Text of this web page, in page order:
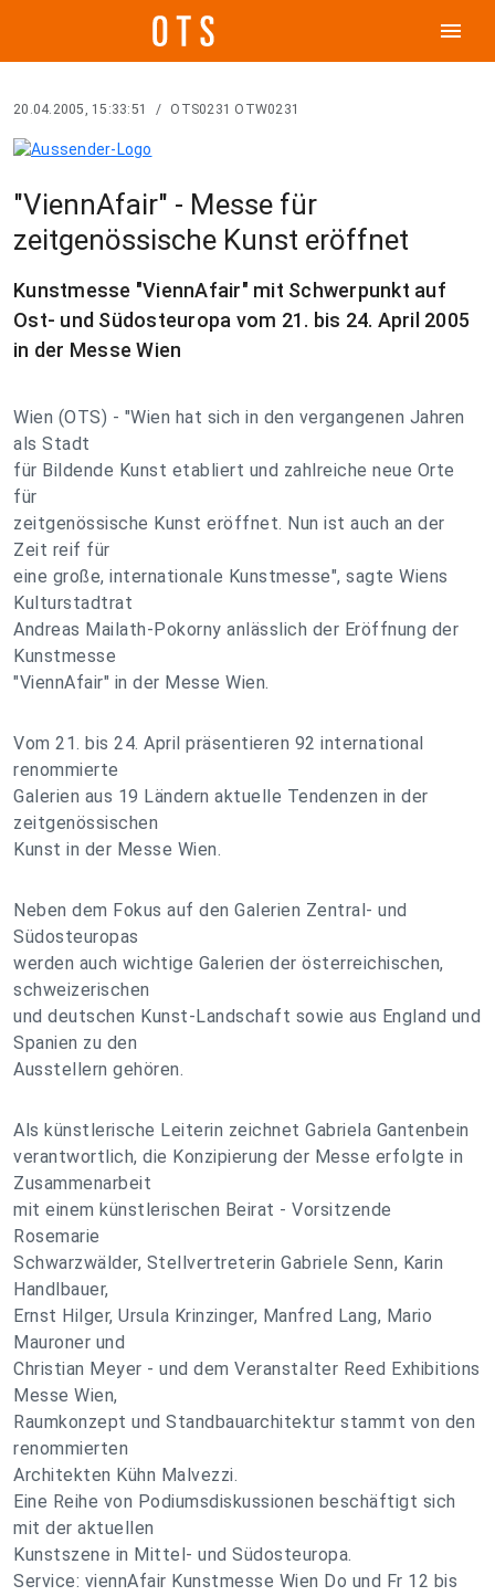
menu
20.04.2005, 15:33:51 / OTS0231 OTW0231
"ViennAfair" - Messe für
zeitgenössische Kunst eröffnet
Kunstmesse "ViennAfair" mit Schwerpunkt auf
Ost- und Südosteuropa vom 21. bis 24. April 2005
in der Messe Wien
Wien (OTS) - "Wien hat sich in den vergangenen Jahren
als Stadt
für Bildende Kunst etabliert und zahlreiche neue Orte
für
zeitgenössische Kunst eröffnet. Nun ist auch an der
Zeit reif für
eine große, internationale Kunstmesse", sagte Wiens
Kulturstadtrat
Andreas Mailath-Pokorny anlässlich der Eröffnung der
Kunstmesse
"ViennAfair" in der Messe Wien.
Vom 21. bis 24. April präsentieren 92 international
renommierte
Galerien aus 19 Ländern aktuelle Tendenzen in der
zeitgenössischen
Kunst in der Messe Wien.
Neben dem Fokus auf den Galerien Zentral- und
Südosteuropas
werden auch wichtige Galerien der österreichischen,
schweizerischen
und deutschen Kunst-Landschaft sowie aus England und
Spanien zu den
Ausstellern gehören.
Als künstlerische Leiterin zeichnet Gabriela Gantenbein
verantwortlich, die Konzipierung der Messe erfolgte in
Zusammenarbeit
mit einem künstlerischen Beirat - Vorsitzende
Rosemarie
Schwarzwälder, Stellvertreterin Gabriele Senn, Karin
Handlbauer,
Ernst Hilger, Ursula Krinzinger, Manfred Lang, Mario
Mauroner und
Christian Meyer - und dem Veranstalter Reed Exhibitions
Messe Wien,
Raumkonzept und Standbauarchitektur stammt von den
renommierten
Architekten Kühn Malvezzi.
Eine Reihe von Podiumsdiskussionen beschäftigt sich
mit der aktuellen
Kunstszene in Mittel- und Südosteuropa.
Service: viennAfair Kunstmesse Wien Do und Fr 12 bis